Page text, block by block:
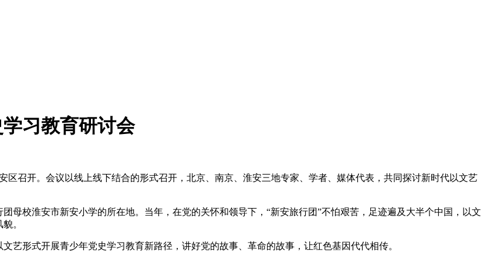
习教育研讨会
区召开。会议以线上线下结合的形式召开，北京、南京、淮安三地专家、学者、媒体代表，共同探讨新时代以文艺
校淮安市新安小学的所在地。当年，在党的关怀和领导下，“新安旅行团”不怕艰苦，足迹遍及大半个中国，以文
。
形式开展青少年党史学习教育新路径，讲好党的故事、革命的故事，让红色基因代代相传。